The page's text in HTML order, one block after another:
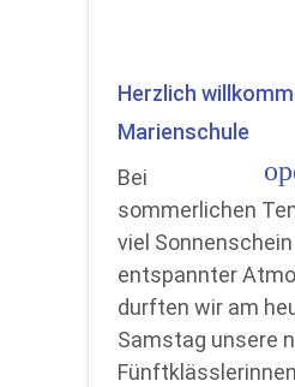
Herzlich
Marienschule
Bei
sommerlichen
viel
entspannter
durften wir am
Samstag unsere